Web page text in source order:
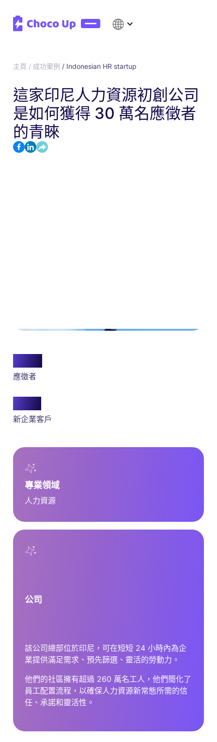
主頁 / 成功案例 / Indonesian HR startup
這家印尼人力資源初創公司
是如何獲得 30 萬名應徵者
的青睞
應徵者
新企業客戶
專業領域
人力資源
公司
該公司總部位於印尼，可在短短 24 小時內為企
業提供滿足需求、預先篩選、靈活的勞動力。
他們的社區擁有超過 260 萬名工人，他們簡化了
員工配置流程，以確保人力資源新常態所需的信
任、承諾和靈活性。